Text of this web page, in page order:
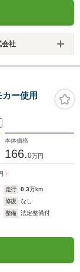
社
ー使用
本体価格
166.0万円
走行 0.3万km
修復
なし
整備
法定整備付